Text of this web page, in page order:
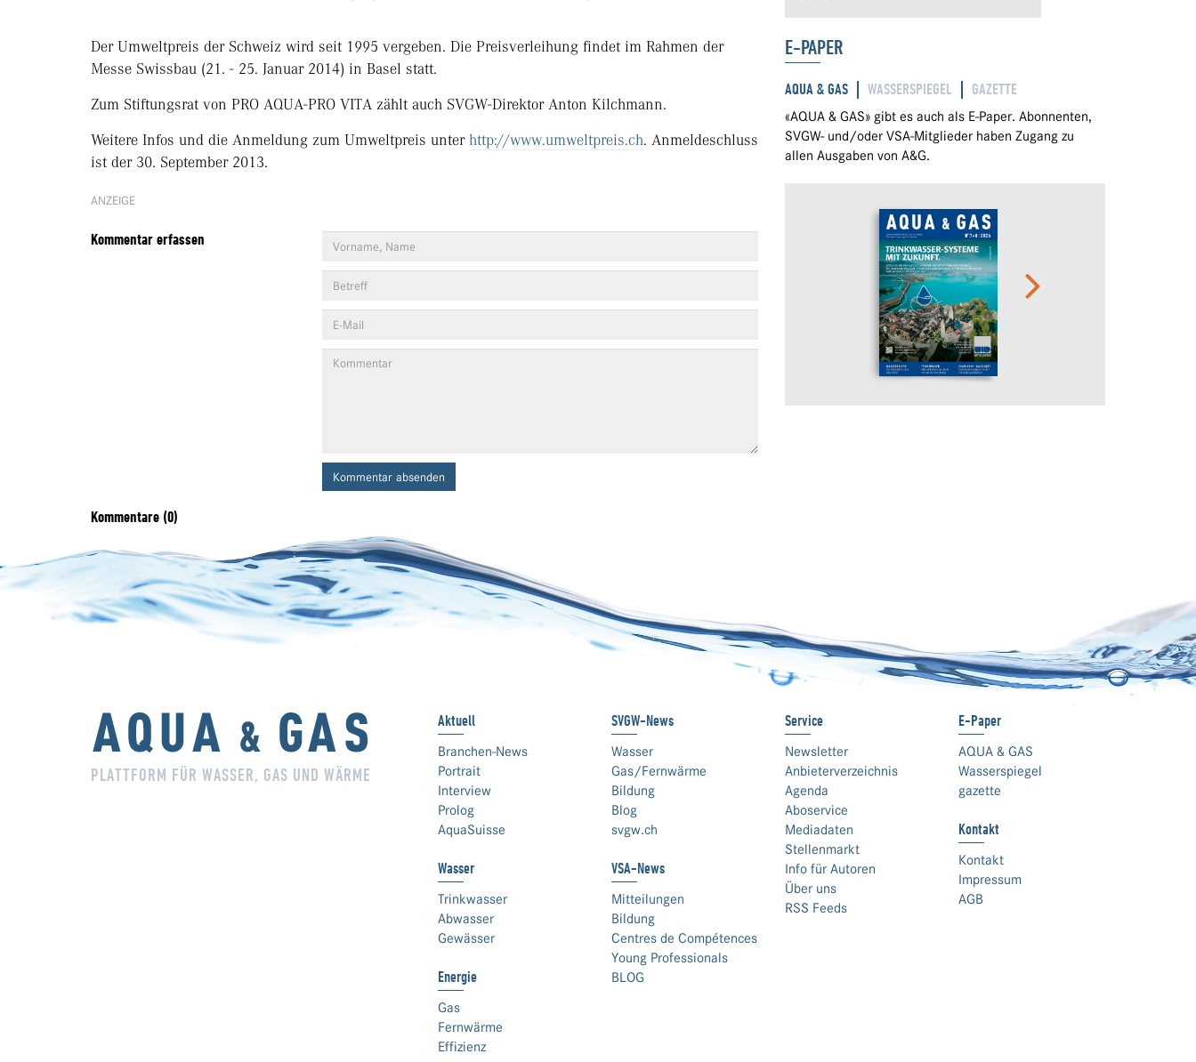
Der Umweltpreis der Schweiz wird seit 1995 vergeben. Die Preisverleihung findet im Rahmen der
Messe Swissbau (21. - 25. Januar 2014) in Basel statt.
Zum Stiftungsrat von PRO AQUA-PRO VITA zählt auch SVGW-Direktor Anton Kilchmann.
Weitere Infos und die Anmeldung zum Umweltpreis unter http://www.umweltpreis.ch. Anmeldeschluss
ist der 30. September 2013.
ANZEIGE
Kommentar erfassen
Kommentar absenden
Kommentare (0)
E-PAPER
AQUA & GAS WASSERSPIEGEL GAZETTE
«AQUA & GAS» gibt es auch als E-Paper. Abonnenten,
SVGW- und/oder VSA-Mitglieder haben Zugang zu
allen Ausgaben von A&G.
PLATTFORM FÜR WASSER, GAS UND WÄRME
Aktuell
Branchen-News
Portrait
Interview
Prolog
AquaSuisse
Wasser
Trinkwasser
Abwasser
Gewässer
Energie
Gas
Fernwärme
Effizienz
SVGW-News
Wasser
Gas/Fernwärme
Bildung
Blog
svgw.ch
VSA-News
Mitteilungen
Bildung
Centres de Compétences
Young Professionals
BLOG
Service
Newsletter
Anbieterverzeichnis
Agenda
Aboservice
Mediadaten
Stellenmarkt
Info für Autoren
Über uns
RSS Feeds
E-Paper
AQUA & GAS
Wasserspiegel
gazette
Kontakt
Kontakt
Impressum
AGB